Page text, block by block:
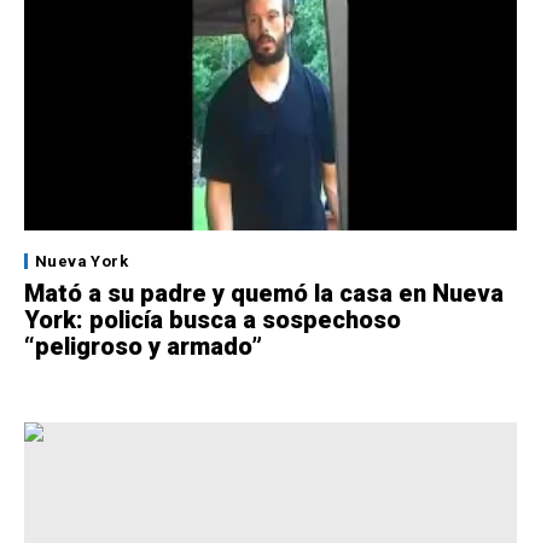
Nueva York
Mató a su padre y quemó la casa en Nueva
York: policía busca a sospechoso
“peligroso y armado”